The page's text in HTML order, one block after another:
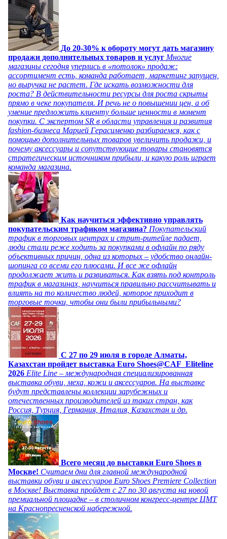
До 20-30% к обороту могут дать магазину
продажи дополнительных товаров и услуг Многие
магазины сегодня уперлись в «потолок» продаж:
ассортимент есть, команда работает, маркетинг запущен,
но выручка не растет. Где искать возможности для
роста? В действительности ресурсы для роста скрыты
прямо в чеке покупателя. И речь не о повышении цен, а об
умение предложить клиенту больше ценности в момент
покупки. С экспертом SR в области управления и развития
fashion-бизнеса Марией Герасименко разбираемся, как с
помощью дополнительных товаров увеличить продажи, и
почему аксессуары и сопутствующие товары становятся
стратегическим источником прибыли, и какую роль играет
команда магазина.
Как научиться эффективно управлять
покупательским трафиком магазина? Покупательский
трафик в торговых центрах и стрит-ритейле падает,
люди стали реже ходить за покупками в офлайн по ряду
объективных причин, одна из которых – удобство онлайн-
шопинга со всеми его плюсами. И все же офлайн
продолжает жить и развиваться. Как взять под контроль
трафик в магазинах, научиться правильно рассчитывать и
влиять на то количество людей, которое приходит в
торговые точки, чтобы они были прибыльными?
C 27 по 29 июля в городе Алматы,
Казахстан пройдет выставка Euro Shoes@CAF_Eliteline
2026 Elite Line – международная специализированная
выставка обуви, меха, кожи и аксессуаров. На выставке
будут представлены коллекции зарубежных и
отечественных производителей из таких стран, как
Россия, Турция, Германия, Италия, Казахстан и др.
Всего месяц до выставки Euro Shoes в
Москве! Считаем дни для главной международной
выставки обуви и аксессуаров Euro Shoes Premiere Collection
в Москве! Выставка пройдет с 27 по 30 августа на новой
премиальной площадке – в столичном конгресс-центре ЦМТ
на Краснопресненской набережной.